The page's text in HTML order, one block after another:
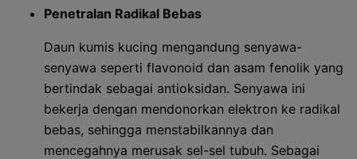
Penetralan Radikal Bebas
Daun kumis kucing mengandung senyawa-
senyawa seperti flavonoid dan asam fenolik yang
bertindak sebagai antioksidan. Senyawa ini
bekerja dengan mendonorkan elektron ke radikal
bebas, sehingga menstabilkannya dan
mencegahnya merusak sel-sel tubuh. Sebagai